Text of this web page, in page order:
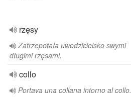
rzęsy
Zatrzepotała uwodzicielsko swymi
długimi rzęsami.
collo
Portava una collana intorno al collo.